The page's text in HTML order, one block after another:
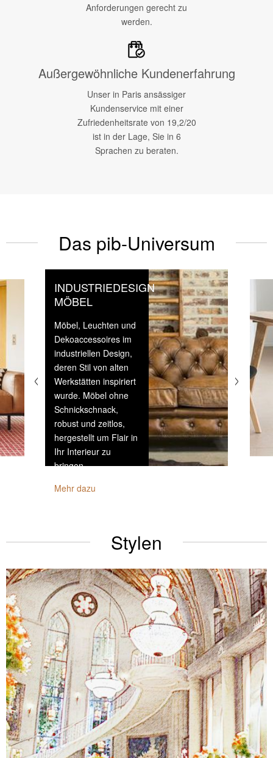
Anforderungen gerecht zu
werden.
Außergewöhnliche Kundenerfahrung
Unser in Paris ansässiger
Kundenservice mit einer
Zufriedenheitsrate von 19,2/20
ist in der Lage, Sie in 6
Sprachen zu beraten.
Das pib-Universum
INDUSTRIEDESIGN
MÖBEL
Möbel, Leuchten und
Dekoaccessoires im
industriellen Design,
deren Stil von alten
Werkstätten inspiriert
wurde. Möbel ohne
Schnickschnack,
robust und zeitlos,
hergestellt um Flair in
Ihr Interieur zu
bringen.
Mehr dazu
Stylen